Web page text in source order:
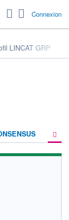
Connexion
LINCAT GRP